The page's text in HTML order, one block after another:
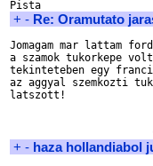
+ - Re: Oramutato
Jomagam mar lattam
a szamok tukorkepe
tekinteteben egy
az aggyal szemkozti
latszott!
+ - haza hollandiabol